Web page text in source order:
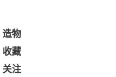
造物
收藏
关注